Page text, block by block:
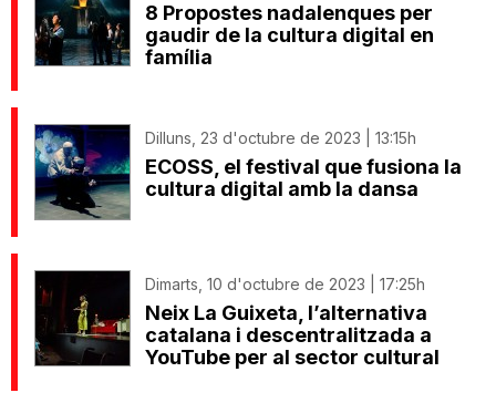
8 Propostes nadalenques per
gaudir de la cultura digital en
família
Dilluns, 23 d'octubre de 2023 | 13:15h
ECOSS, el festival que fusiona la
cultura digital amb la dansa
Dimarts, 10 d'octubre de 2023 | 17:25h
Neix La Guixeta, l’alternativa
catalana i descentralitzada a
YouTube per al sector cultural